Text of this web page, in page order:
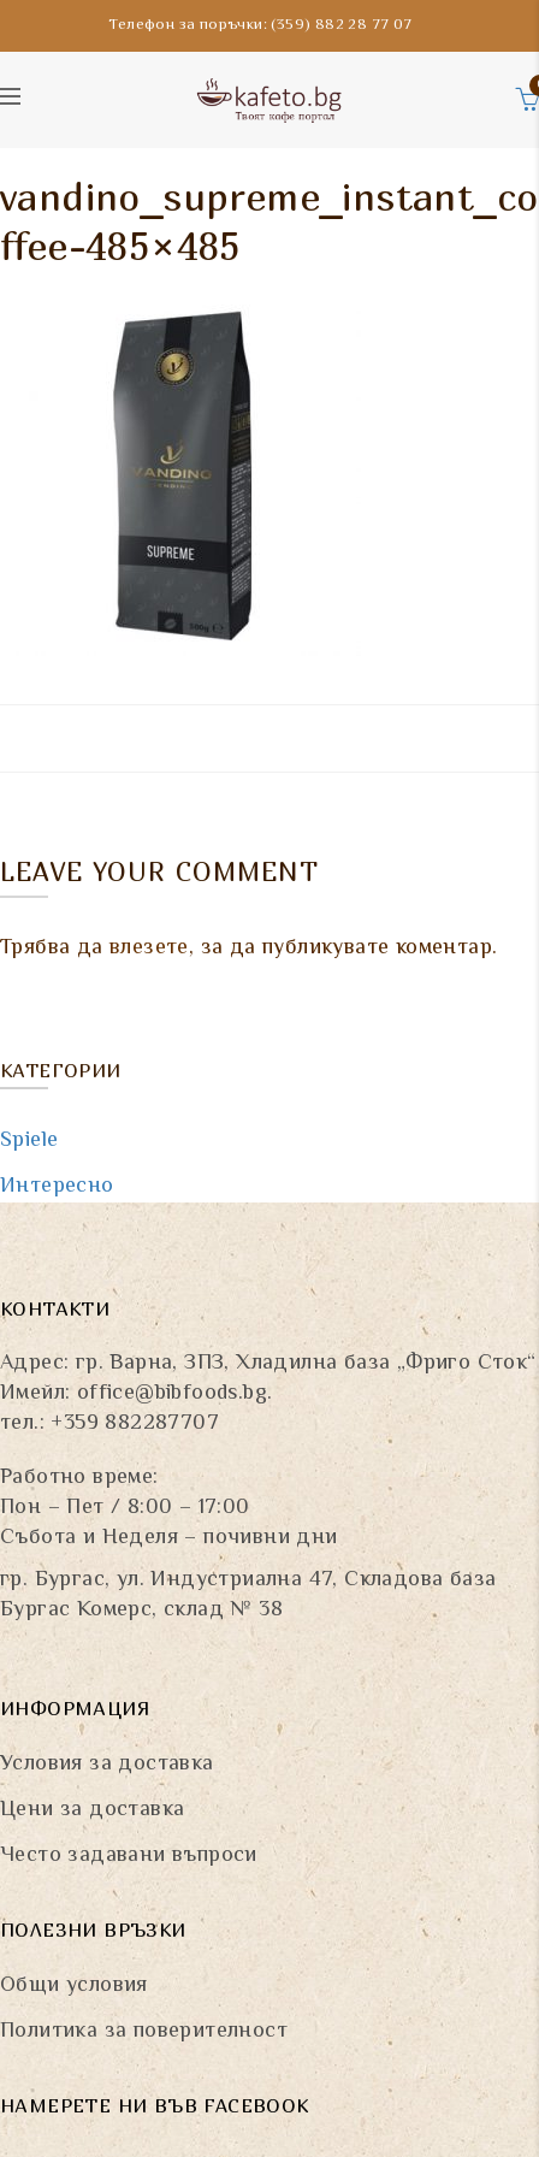
Телефон за поръчки: (359) 882 28 77 07
vandino_supreme_instant_co
ffee-485×485
LEAVE YOUR COMMENT
Трябва давлезете, за да публикувате коментар.
КАТЕГОРИИ
Spiele
Интересно
КОНТАКТИ
Адрес: гр. Варна, ЗПЗ, Хладилна база „Фриго Сток“
Имейл: office@bibfoods.bg.
тел.: +359 882287707
Работно време:
Пон – Пет / 8:00 – 17:00
Събота и Неделя – почивни дни
гр. Бургас, ул. Индустриална 47, Складова база
Бургас Комерс, склад № 38
ИНФОРМАЦИЯ
Условия за доставка
Цени за доставка
Често задавани въпроси
ПОЛЕЗНИ ВРЪЗКИ
Общи условия
Политика за поверителност
НАМЕРЕТЕ НИ ВЪВ FACEBOOK